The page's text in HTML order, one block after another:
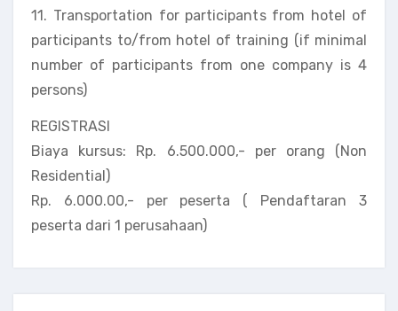
11. Transportation for participants from hotel of
participants to/from hotel of training (if minimal
number of participants from one company is 4
persons)
REGISTRASI
Biaya kursus: Rp. 6.500.000,- per orang (Non
Residential)
Rp. 6.000.00,- per peserta ( Pendaftaran 3
peserta dari 1 perusahaan)